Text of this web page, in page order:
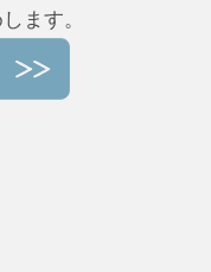
ます。